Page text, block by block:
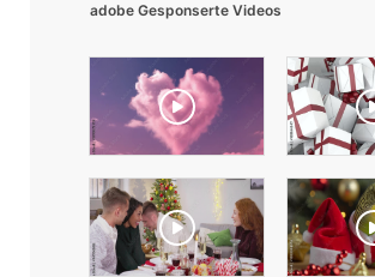
adobe Gesponserte Videos